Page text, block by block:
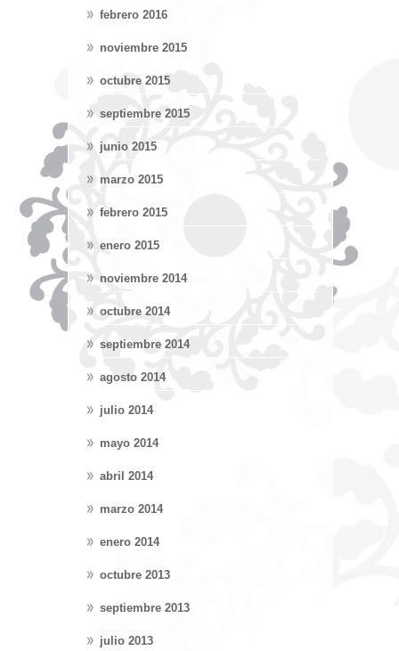
febrero 2016
noviembre 2015
octubre 2015
septiembre 2015
junio 2015
marzo 2015
febrero 2015
enero 2015
noviembre 2014
octubre 2014
septiembre 2014
agosto 2014
julio 2014
mayo 2014
abril 2014
marzo 2014
enero 2014
octubre 2013
septiembre 2013
julio 2013